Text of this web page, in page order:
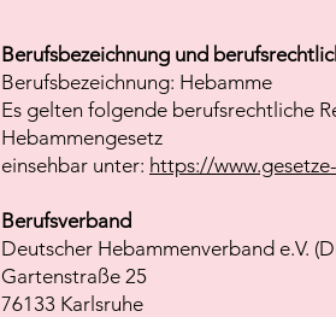
Berufsbezeichnung und
Berufsbezeichnung: Hebamme
Es gelten folgende berufsrechtliche
Hebammengesetz
einsehbar unter: https://
Berufsverband
Deutscher Hebammenverband e.V.
Gartenstraße 25
76133 Karlsruhe